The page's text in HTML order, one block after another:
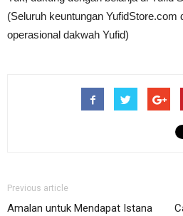
(Seluruh keuntungan YufidStore.com
operasional dakwah Yufid)
Previous article
Amalan untuk Mendapat Istana